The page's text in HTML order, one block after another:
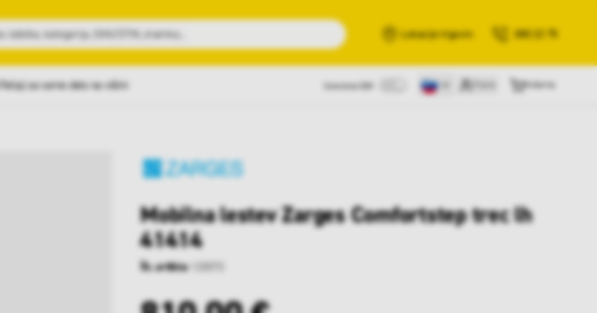
Išči
Lokacije trgovin 080 22 75
Tečaji za varno delo na višini
Mobilna lestev Zarges Comfortstep trec lh
41414
Št. artikla: